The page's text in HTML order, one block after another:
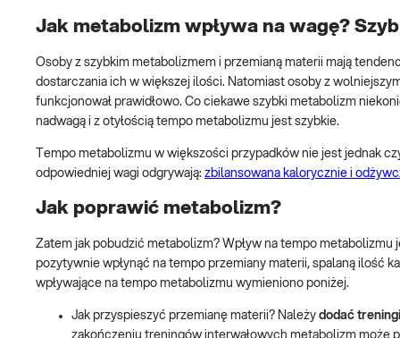
Jak metabolizm wpływa na wagę?
Osoby z szybkim metabolizmem i przemianą materii mają
dostarczania ich w większej ilości. Natomiast osoby z
funkcjonował prawidłowo. Co ciekawe szybki metabolizm
nadwagą i z otyłością tempo metabolizmu jest szybkie.
Tempo metabolizmu w większości przypadków nie jest jednak
odpowiedniej wagi odgrywają: zbilansowana kalorycznie i
Jak poprawić metabolizm?
Zatem jak pobudzić metabolizm? Wpływ na tempo
pozytywnie wpłynąć na tempo przemiany materii, spalaną ilość
wpływające na tempo metabolizmu wymieniono poniżej.
Jak przyspieszyć przemianę materii? Należy dodać
zakończeniu treningów interwałowych metabolizm może